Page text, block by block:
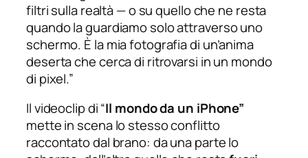
filtri sulla realtà — o su quello che ne resta
quando la guardiamo solo attraverso uno
schermo. È la mia fotografia di un’anima
deserta che cerca di ritrovarsi in un mondo
di pixel.”
Il videoclip di “Il mondo da un iPhone”
mette in scena lo stesso conflitto
raccontato dal brano: da una parte lo